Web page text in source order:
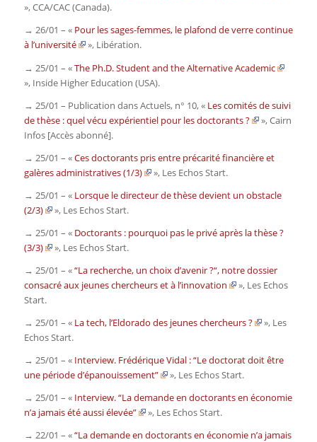
»,CCA/CAC(Canada).
→ 26/01 – « Pour les sages-femmes, le plafond de verre continue
à l’université
», Libération.
→ 25/01 – «The Ph.D. Student and the Alternative Academic
»,Inside Higher Education (USA).
→ 25/01 – Publication dansActuels, n° 10, « Les comités de suivi
de thèse : quel vécu expérientiel pour les doctorants ?
»,Cairn
Infos[Accès abonné].
→ 25/01 – «Ces doctorants pris entre précarité financière et
galères administratives (1/3)
», Les Echos Start.
→ 25/01 – « Lorsque le directeur de thèse devient un obstacle
(2/3)
», Les Echos Start.
→ 25/01 – « Doctorants : pourquoi pas le privé après la thèse ?
(3/3)
», Les Echos Start.
→ 25/01 – «“La recherche, un choix d’avenir ?“, notre dossier
consacré aux jeunes chercheurs et à l’innovation
», Les Echos
Start.
→ 25/01 – « La tech, l’Eldorado des jeunes chercheurs ? », Les
Echos Start.
→ 25/01 – « Interview. Frédérique Vidal : “Le doctorat doit être
une période d’épanouissement”
», Les Echos Start.
→ 25/01 – « Interview. “La demande en doctorants en économie
n’a jamais été aussi élevée”
», Les Echos Start.
→ 22/01 – «“La demande en doctorants en économie n’a jamais